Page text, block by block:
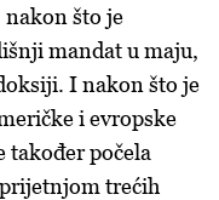
nakon što je
mandat u maju,
I nakon što je
i evropske
također počela
trećih